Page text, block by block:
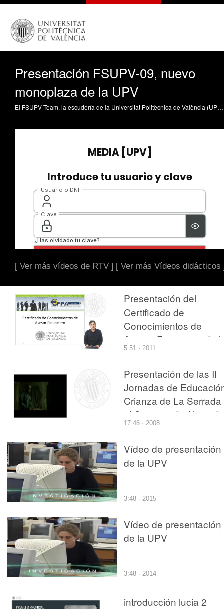
Presentación FSUPV-09, nuevo
monoplaza de la UPV
El FSUPV Team, la escudería de la Universitat Politècnica de València (UPV), ha presentado esta mañana su nuevo prototipo, el FSUPV-09, con el que competirá este verano en la Formula Student, la más prestigiosa competición universitaria internacional de este ámbito, creada en 1980 en Estados Unidos y que en Europa se celebra desde 1998. Ideado y construido por 40 estudiantes de diversas titulaciones de la UPV, el monoplaza del FSUPV Team incorpora –por primera vez en la historia del equipo- un sistema de conducción autónoma, con sensores de visión, una unidad de procesamiento, y actuadores que ejercer fuerza sobre freno, acelerador, embrague y volante y que permiten que el prototipo conduzca sin piloto guiado por sí mismo.
[ Ver más vídeos de RTV ] [ Ver más Vídeos didácticos
Presentación del
Certificado de
Conocimientos de
Asesor Financiero de
UPV
5:51 · 2011
Presentación de las II
Jornadas de
Crianza de La Serrada
el Campus de Alcoy
UPV
17:46 · 2008
Vídeo de presentación
de la UPV
3:48 · 2015
Vídeo de presentación
de la UPV
3:48 · 2014
introducción lucia 2